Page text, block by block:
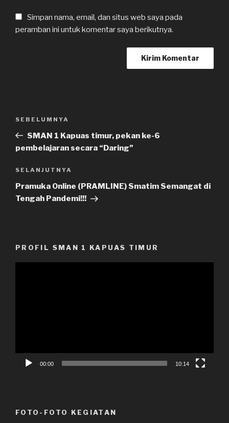
Simpan nama, email, dan situs web saya pada
peramban ini untuk komentar saya berikutnya.
Pos
Sebelumnya
SEBELUMNYA
SMAN 1 Kapuas timur, pekan ke-6
pembelajaran secara “Daring”
Pos
Selanjutnya
SELANJUTNYA
Pramuka Online (PRAMLINE) Smatim Semangat di
Tengah Pandemi!!!
PROFIL SMAN 1 KAPUAS TIMUR
00:00 10:14
FOTO-FOTO KEGIATAN